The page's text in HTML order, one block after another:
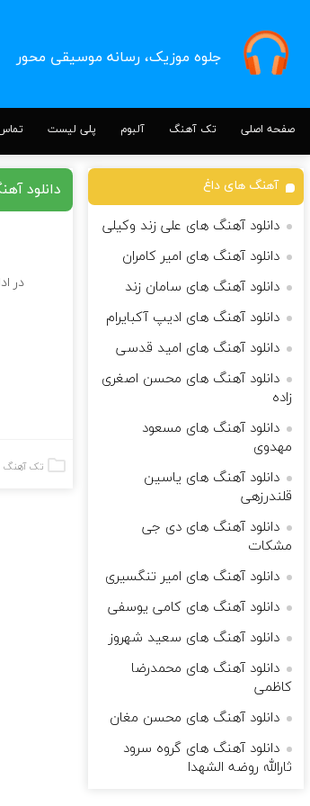
جلوه موزیک، رسانه موسیقی محور
صفحه اصلی تک آهنگ آلبوم پلی لیست
دانلود
در
تک آهنگ
آهنگ های داغ
دانلود آهنگ های علی زند وکیلی
دانلود آهنگ های امیر کامران
دانلود آهنگ های سامان زند
دانلود آهنگ های ادیپ آکبایرام
دانلود آهنگ های امید قدسی
دانلود آهنگ های محسن اصغری
زاده
دانلود آهنگ های مسعود
مهدوی
دانلود آهنگ های یاسین
قلندرزهی
دانلود آهنگ های دی جی
مشکات
دانلود آهنگ های امیر تنگسیری
دانلود آهنگ های کامی یوسفی
دانلود آهنگ های سعید شهروز
دانلود آهنگ های محمدرضا
کاظمى
دانلود آهنگ های محسن مغان
دانلود آهنگ های گروه سرود
ثارالله روضه الشهدا